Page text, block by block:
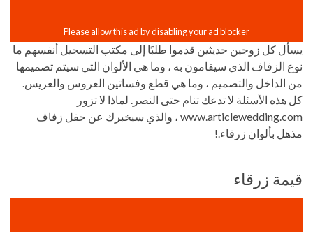
يسأل كل زوجين حديثين قدموا طلبًا إلى مكتب التسجيل أنفسهم ما
نوع الزفاف الذي سيقامون به ، وما هي الألوان التي سيتم تصميمها
من الداخل والتصميم ، وما هي قطع وفساتين العروس والعريس.
كل هذه الأسئلة لا تدعك تنام حتى النصر. لماذا لا تزور
www.articlewedding.com ، والذي سيخبرك عن حفل زفاف
مذهل بألوان زرقاء.!
قيمة زرقاء